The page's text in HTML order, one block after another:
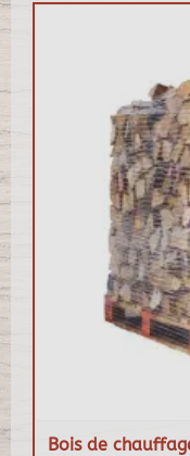
Bois de